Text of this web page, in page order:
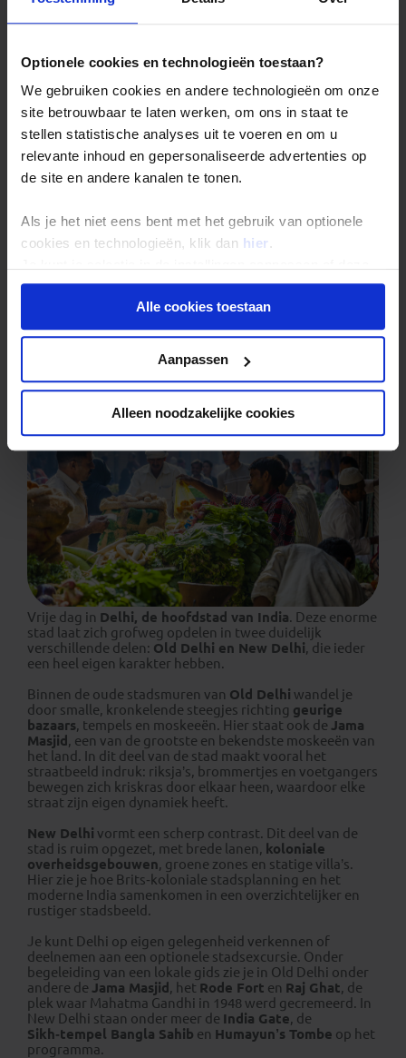
Optionele cookies en technologieën toestaan?
We gebruiken cookies en andere technologieën om onze
site betrouwbaar te laten werken, om ons in staat te
stellen statistische analyses uit te voeren en om u
relevante inhoud en gepersonaliseerde advertenties op
de site en andere kanalen te tonen.
Als je het niet eens bent met het gebruik van optionele
cookies en technologieën, klik dan hier .
onder aan de pagina op elk gewenst moment voor de
toekomst wijzigen.Alle cookies toestaan
Aanpassen
Alleen noodzakelijke cookies
landschappen, soms grote afstanden en
rondreis, niet omdat het zwaar moet zijn, maar
omdat omstandigheden, tempo en omgeving
vragen om betrokkenheid en aandacht.
Bij Koning Aap staat bij pioniersreizen degeest
van avontuur
centraal:
reizen buiten de
Juist doordat je niet steeds langs bekende
hoogtepunten reist, ontstaat een inhoudelijke
en authentieke kennismaking met delen van
standaardroutes.
Dag 2: Delhi
Vrije dag in Delhi, de hoofdstad van India. Deze enorme
stad laat zich grofweg opdelen in twee duidelijk
verschillende delen: Old Delhi en New Delhi, die ieder
een heel eigen karakter hebben.
Binnen de oude stadsmuren van Old Delhi wandel je
door smalle, kronkelende steegjes richting geurige
bazaars, tempels en moskeeën. Hier staat ook de Jama
Masjid , een van de grootste en bekendste moskeeën van
het land. In dit deel van de stad maakt vooral het
straatbeeld indruk: riksja’s, brommertjes en voetgangers
bewegen zich kriskras door elkaar heen, waardoor elke
straat zijn eigen dynamiek heeft.
New Delhi vormt een scherp contrast. Dit deel van de
stad is ruim opgezet, met brede lanen, koloniale
overheidsgebouwen, groene zones en statige villa’s.
Hier zie je hoe Brits‑koloniale stadsplanning en het
moderne India samenkomen in een overzichtelijker en
rustiger stadsbeeld.
Je kunt Delhi op eigen gelegenheid verkennen of
deelnemen aan een optionele stadsexcursie. Onder
begeleiding van een lokale gids zie je in Old Delhi onder
andere de Jama Masjid , het Rode Fort en Raj Ghat, de
plek waar Mahatma Gandhi in 1948 werd gecremeerd. In
New Delhi staan onder meer de India Gate, de
Sikh‑tempel Bangla Sahib en Humayun’s Tombe op het
programma.